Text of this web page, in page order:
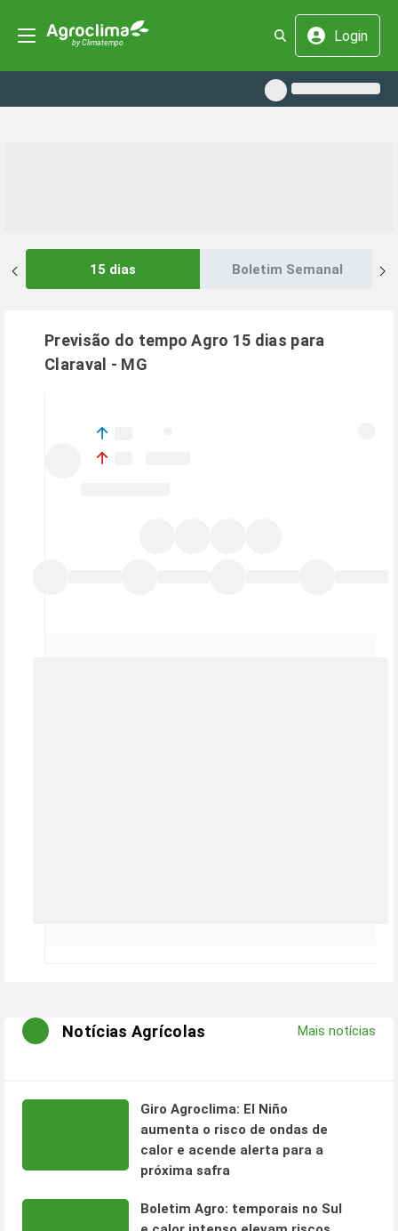
Login
15 dias Boletim Semanal
Previsão do tempo Agro 15 dias para
Claraval - MG
Notícias Agrícolas Mais notícias
Giro Agroclima: El Niño
aumenta o risco de ondas de
calor e acende alerta para a
próxima safra
Boletim Agro: temporais no Sul